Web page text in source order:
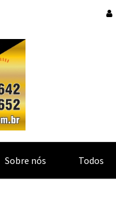
Sobre nós Todos